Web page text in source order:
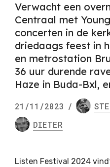
Verwacht een
Centraal met
concerten in de
driedaags feest in
en metrostation
36 uur durende
Haze in Buda-Bxl,
21/11/2023 /
DIETER
Listen Festival 2024